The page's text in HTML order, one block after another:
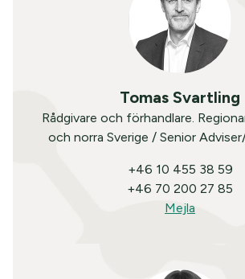
Tomas Svartling
Rådgivare och förhandlare.
och norra Sverige / Senior
+46 10 455 38 59
+46 70 200 27 85
Mejla